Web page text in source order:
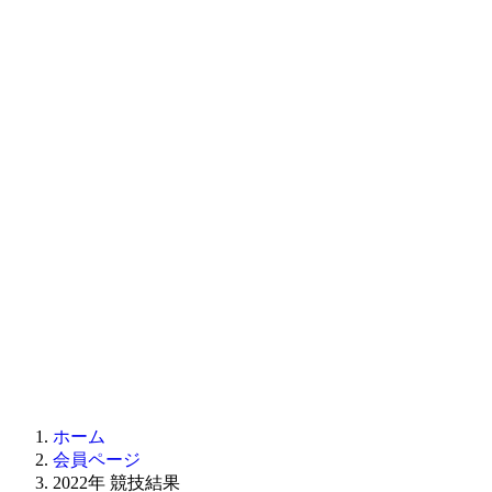
ホーム
会員ページ
2022年 競技結果